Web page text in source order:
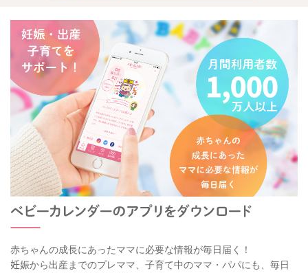
赤ちゃんの成長にあったママに必要な情報が毎日届く！
妊娠から出産までのプレママ、子育て中のママ・パパにも、毎日